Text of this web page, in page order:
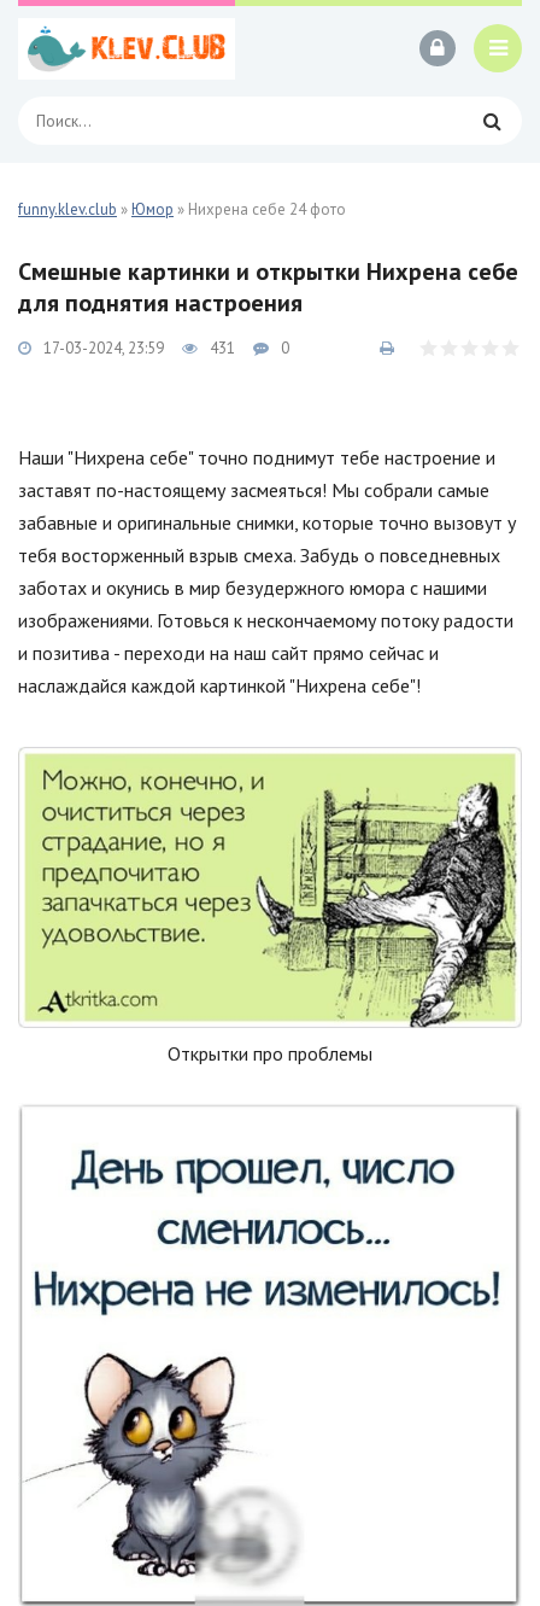
funny.klev.club »Юмор » Нихрена себе 24 фото
Смешные картинки и открытки Нихрена себе
для поднятия настроения
17-03-2024, 23:59 431 0
Наши "Нихрена себе" точно поднимут тебе настроение и
заставят по-настоящему засмеяться! Мы собрали самые
забавные и оригинальные снимки, которые точно вызовут у
тебя восторженный взрыв смеха. Забудь о повседневных
заботах и окунись в мир безудержного юмора с нашими
изображениями. Готовься к нескончаемому потоку радости
и позитива - переходи на наш сайт прямо сейчас и
наслаждайся каждой картинкой "Нихрена себе"!
Открытки про проблемы